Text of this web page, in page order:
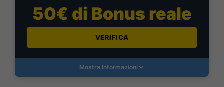
50€ di Bonus reale
VERIFICA
Mostra Informazioni